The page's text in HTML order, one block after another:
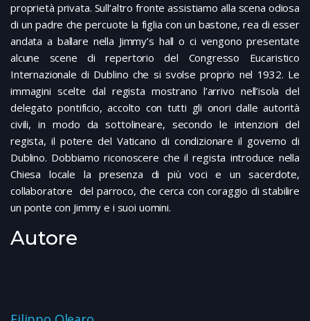
proprietà privata. Sull’altro fronte assistiamo alla scena odiosa
di un padre che percuote la figlia con un bastone, rea di esser
andata a ballare nella Jimmy’s hall o ci vengono presentate
alcune scene di repertorio del Congresso Eucaristico
Internazionale di Dublino che si svolse proprio nel 1932. Le
immagini scelte dal regista mostrano l’arrivo nell’isola del
delegato pontificio, accolto con tutti gli onori dalle autorità
civili, in modo da sottolineare, secondo le intenzioni del
regista, il potere del Vaticano di condizionare il governo di
Dublino. Dobbiamo riconoscere che il regista introduce nella
Chiesa locale la presenza di più voci e un sacerdote,
collaboratore del parroco, che cerca con coraggio di stabilire
un ponte con Jimmy e i suoi uomini.
Autore